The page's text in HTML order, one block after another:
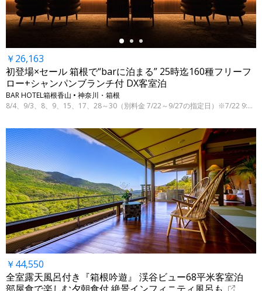
￥26,163
初登場×セール 箱根で“barに泊まる” 25時迄160種フリーフ
ロー+シャンパンブランチ付 DX客室泊
BAR HOTEL箱根香山 • 神奈川・箱根
8/4、9/3、8、9、15、17、28～30（別料金 7/22～9/27の指定日）※7/22 9:00時点
￥44,550
全室露天風呂付き『箱根吟遊』 渓谷ビュー68平米客室泊